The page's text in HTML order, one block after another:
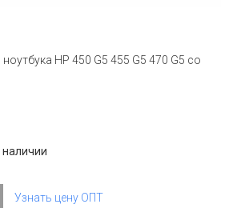
HP 450 G5 455 G5 470 G5 со
наличии
Узнать цену ОПТ